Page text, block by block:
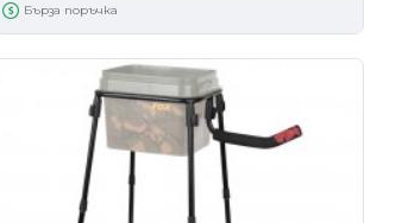
Бърза поръчка